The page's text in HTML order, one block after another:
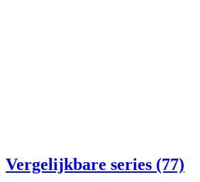
Vergelijkbare series (77)